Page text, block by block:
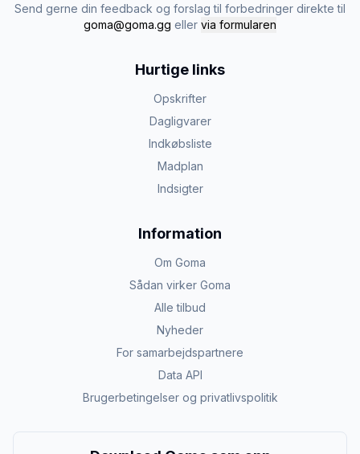
Send gerne din feedback og forslag til forbedringer direkte til
goma@goma.gg eller via formularen
Hurtige links
Opskrifter
Dagligvarer
Indkøbsliste
Madplan
Indsigter
Information
Om Goma
Sådan virker Goma
Alle tilbud
Nyheder
For samarbejdspartnere
Data API
Brugerbetingelser og privatlivspolitik